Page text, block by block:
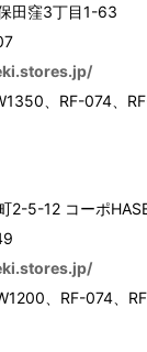
田窪3丁目1-63
、RF-074、
2-5-12 コーポ
、RF-074、